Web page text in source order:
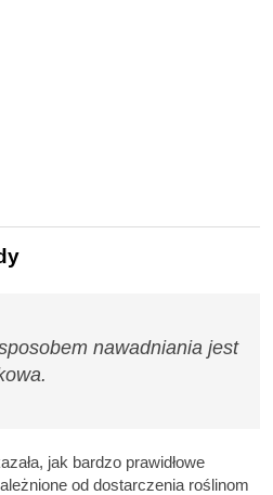
nawadniania jest
jak bardzo prawidłowe
od dostarczenia roślinom